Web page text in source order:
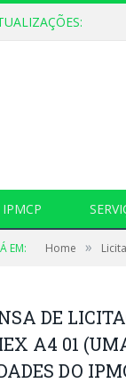
EM: Home »
DE
A4 01
DO